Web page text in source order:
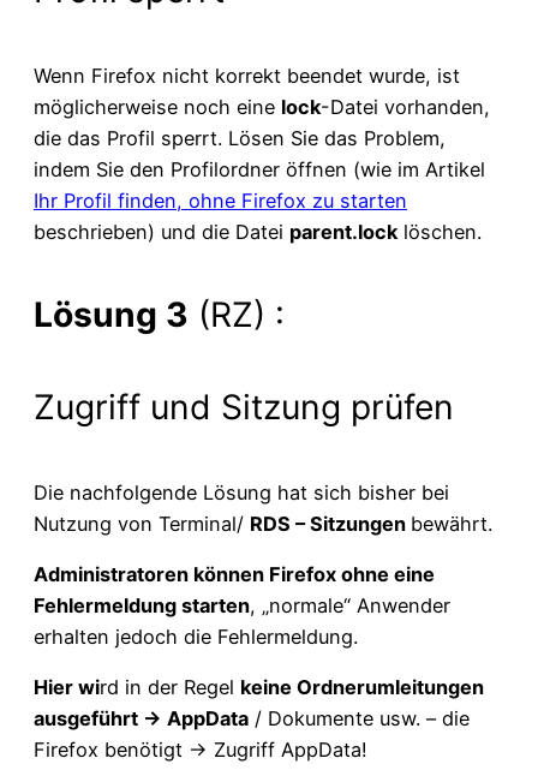
Wenn Firefox nicht korrekt beendet wurde, ist
möglicherweise noch eine lock-Datei vorhanden,
die das Profil sperrt. Lösen Sie das Problem,
indem Sie den Profilordner öffnen (wie im Artikel
Ihr Profil finden, ohne Firefox zu starten
beschrieben) und die Datei parent.lock löschen.
Lösung 3 (RZ) :
Zugriff und Sitzung prüfen
Die nachfolgende Lösung hat sich bisher bei
Nutzung von Terminal/ RDS – Sitzungen bewährt.
Administratoren können Firefox ohne eine
Fehlermeldung starten, „normale“ Anwender
erhalten jedoch die Fehlermeldung.
Hier wird in der Regel keine Ordnerumleitungen
ausgeführt -> AppData / Dokumente usw. – die
Firefox benötigt -> Zugriff AppData!